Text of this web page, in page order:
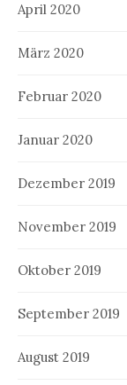
April 2020
März 2020
Februar 2020
Januar 2020
Dezember 2019
November 2019
Oktober 2019
September 2019
August 2019